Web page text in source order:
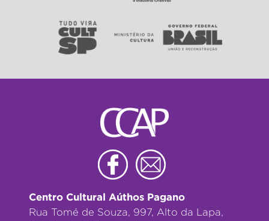
Centro Cultural Aúthos Pagano
Rua Tomé de Souza, 997, Alto da Lapa,